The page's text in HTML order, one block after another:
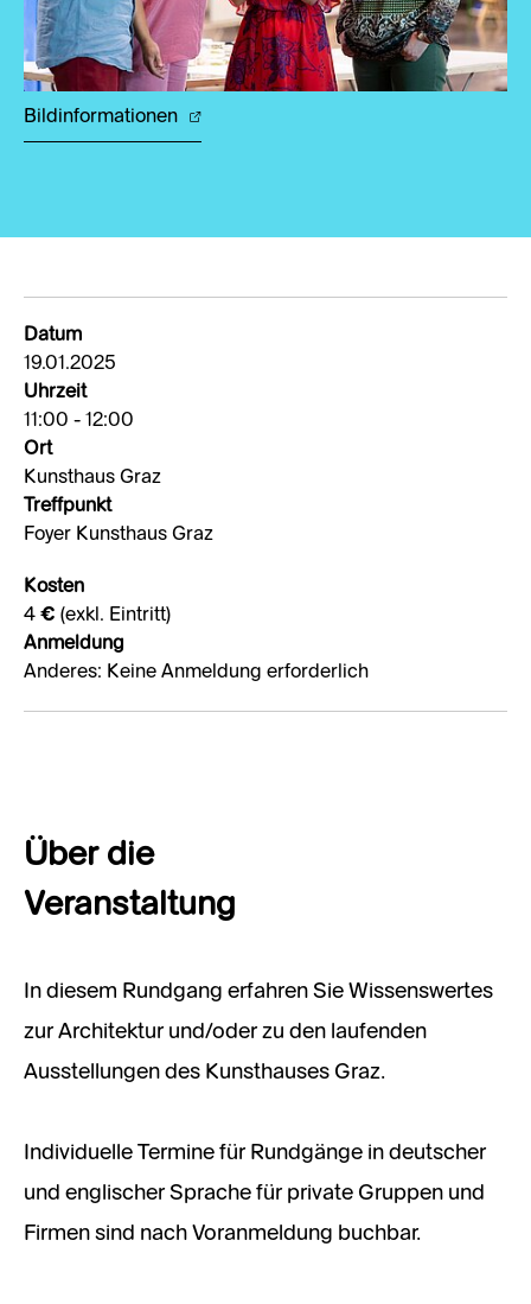
Bildinformationen
Datum
19.01.2025
Uhrzeit
11:00 - 12:00
Ort
Kunsthaus Graz
Treffpunkt
Foyer Kunsthaus Graz
Kosten
4 € (exkl. Eintritt)
Anmeldung
Anderes: Keine Anmeldung erforderlich
Über die
Veranstaltung
In diesem Rundgang erfahren Sie Wissenswertes
zur Architektur und/oder zu den laufenden
Ausstellungen des Kunsthauses Graz.
Individuelle Termine für Rundgänge in deutscher
und englischer Sprache für private Gruppen und
Firmen sind nach Voranmeldung buchbar.